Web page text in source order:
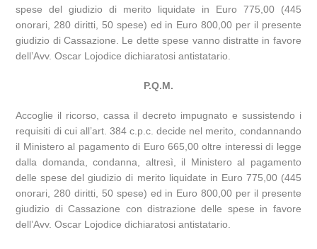
spese del giudizio di merito liquidate in Euro 775,00 (445
onorari, 280 diritti, 50 spese) ed in Euro 800,00 per il presente
giudizio di Cassazione. Le dette spese vanno distratte in favore
dell’Avv. Oscar Lojodice dichiaratosi antistatario.
P.Q.M.
Accoglie il ricorso, cassa il decreto impugnato e sussistendo i
requisiti di cui all’art. 384 c.p.c. decide nel merito, condannando
il Ministero al pagamento di Euro 665,00 oltre interessi di legge
dalla domanda, condanna, altresì, il Ministero al pagamento
delle spese del giudizio di merito liquidate in Euro 775,00 (445
onorari, 280 diritti, 50 spese) ed in Euro 800,00 per il presente
giudizio di Cassazione con distrazione delle spese in favore
dell’Avv. Oscar Lojodice dichiaratosi antistatario.